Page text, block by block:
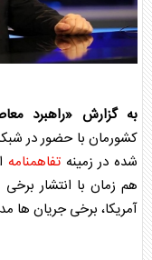
به گزارش «راهبرد
کشورمان با حضور در
شده در زمینهتفاهمنامه
هم زمان با انتشار
آمریکا، برخی جریان ها